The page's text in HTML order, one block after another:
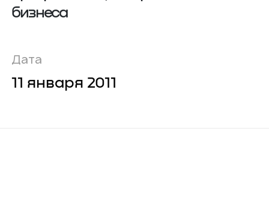
Облачные сервисы
бизнеса
Дата
11 января 2011